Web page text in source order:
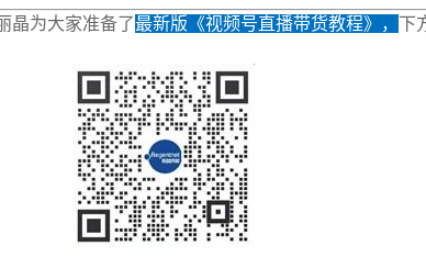
晶为大家准备了最新版《视频号直播带货教程》， 下